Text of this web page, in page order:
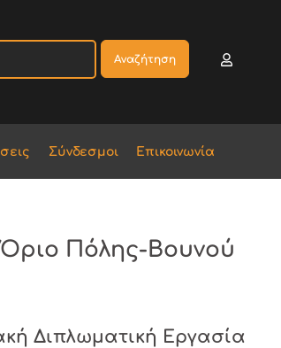
Αναζήτηση
Σύνδεσμοι Επικοινωνία
Πόλης-Βουνού
Διπλωματική Εργασία